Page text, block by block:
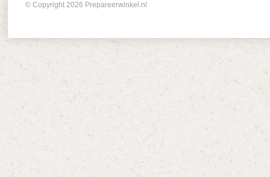
© Copyright 2026 Prepareerwinkel.nl